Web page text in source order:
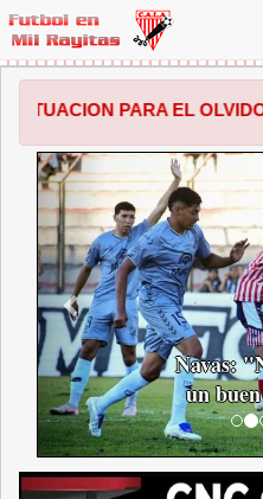
EL OLVIDO LOS ANDES
Navas:
un
ANTERIOR